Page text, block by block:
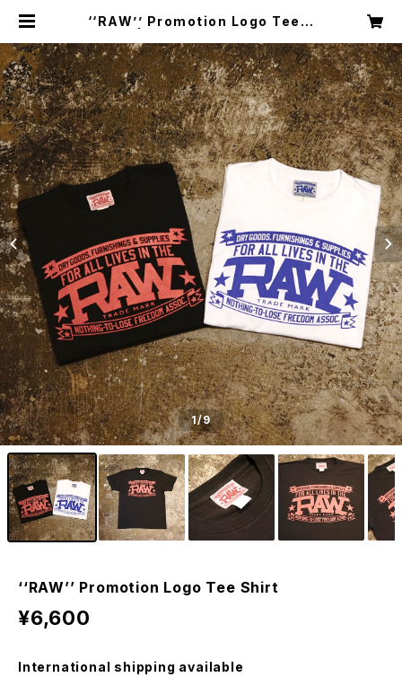
‘‘RAW’’ Promotion Logo Tee S
1/9
‘‘RAW’’ Promotion Logo Tee Shirt
¥6,600
International shipping available